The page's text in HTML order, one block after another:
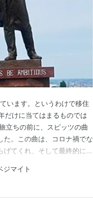
います。というわけで移住
だけに当てはまるものでは
立ちの前に、スピッツの曲
た。この曲は、コロナ禍でな
てくれ、そして最終的に大
国でしたので、とてもス
ジマイト